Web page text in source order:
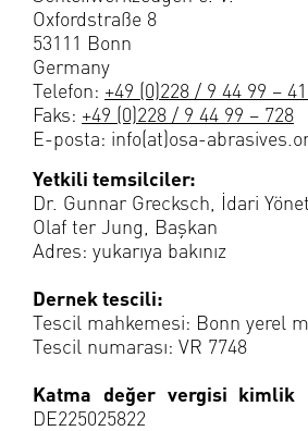
Oxfordstraße 8
53111 Bonn
Germany
Telefon: +49 (0)228 / 9 44 99 –
Faks: +49 (0)228 / 9 44 99 – 728
E-posta: info(at)osa-
Yetkili temsilciler:
Dr. Gunnar Grecksch, İdari
Olaf ter Jung, Başkan
Adres: yukarıya bakınız
Dernek tescili:
Tescil mahkemesi: Bonn yerel
Tescil numarası: VR 7748
Katma değer vergisi kimlik
DE225025822